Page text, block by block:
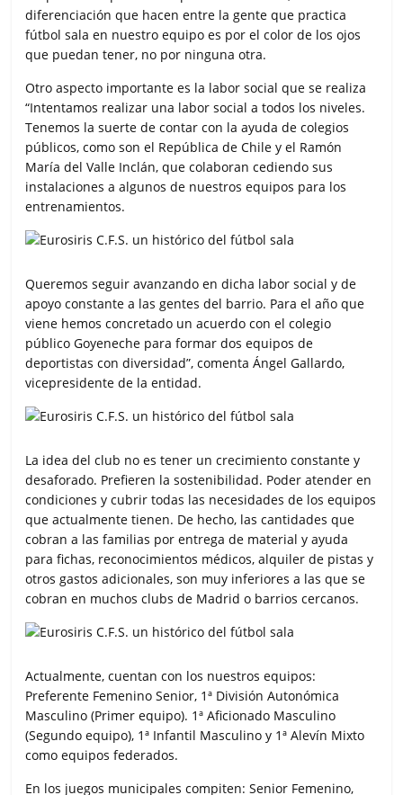
diferenciación que hacen entre la gente que practica
fútbol sala en nuestro equipo es por el color de los ojos
que puedan tener, no por ninguna otra.
Otro aspecto importante es la labor social que se realiza
“Intentamos realizar una labor social a todos los niveles.
Tenemos la suerte de contar con la ayuda de colegios
públicos, como son el República de Chile y el Ramón
María del Valle Inclán, que colaboran cediendo sus
instalaciones a algunos de nuestros equipos para los
entrenamientos.
Queremos seguir avanzando en dicha labor social y de
apoyo constante a las gentes del barrio. Para el año que
viene hemos concretado un acuerdo con el colegio
público Goyeneche para formar dos equipos de
deportistas con diversidad”, comenta Ángel Gallardo,
vicepresidente de la entidad.
La idea del club no es tener un crecimiento constante y
desaforado. Prefieren la sostenibilidad. Poder atender en
condiciones y cubrir todas las necesidades de los equipos
que actualmente tienen. De hecho, las cantidades que
cobran a las familias por entrega de material y ayuda
para fichas, reconocimientos médicos, alquiler de pistas y
otros gastos adicionales, son muy inferiores a las que se
cobran en muchos clubs de Madrid o barrios cercanos.
Actualmente, cuentan con los nuestros equipos:
Preferente Femenino Senior, 1ª División Autonómica
Masculino (Primer equipo). 1ª Aficionado Masculino
(Segundo equipo), 1ª Infantil Masculino y 1ª Alevín Mixto
como equipos federados.
En los juegos municipales compiten: Senior Femenino,